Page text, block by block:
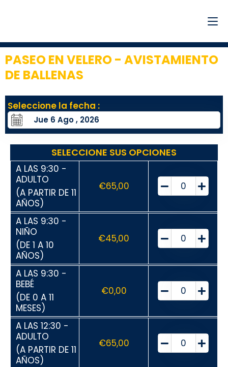
PASEO EN VELERO - AVISTAMIENTO
DE BALLENAS
Seleccione la fecha :
SELECCIONE SUS OPCIONES
A LAS 9:30 -
ADULTO
(A PARTIR DE 11
AÑOS)
€65,00
A LAS 9:30 -
NIÑO
(DE 1 A 10
AÑOS)
€45,00
A LAS 9:30 -
BEBÉ
(DE 0 A 11
MESES)
€0,00
A LAS 12:30 -
ADULTO
(A PARTIR DE 11
AÑOS)
€65,00